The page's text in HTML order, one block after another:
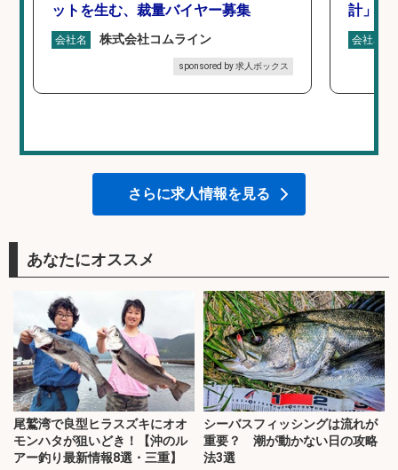
ットを生む、裁量バイヤー募集
会社名 株式会社コムライン
sponsored by 求人ボックス
計」
会社名
さらに求人情報を見る
あなたにオススメ
尾鷲湾で良型ヒラスズキにオオ
モンハタが狙いどき！【沖のル
アー釣り最新情報8選・三重】
シーバスフィッシングは流れが
重要？ 潮が動かない日の攻略
法3選